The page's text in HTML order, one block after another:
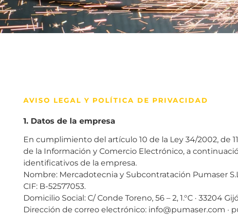
AVISO LEGAL Y POLÍTICA DE PRIVACIDAD
1. Datos de la empresa
En cumplimiento del artículo 10 de la Ley 34/2002, de
de la Información y Comercio Electrónico, a
identificativos de la empresa.
Nombre: Mercadotecnia y Subcontratación Pumaser
CIF: B-52577053.
Domicilio Social: C/ Conde Toreno, 56 – 2, 1.°C · 33204
Dirección de correo electrónico: info@pumaser.com ·